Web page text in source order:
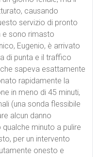
causando
servizio di pronto
e sono rimasto
Eugenio, è arrivato
di punta e il traffico
sapeva esattamente
rapidamente la
in meno di 45 minuti,
(una sonda flessibile
alcun danno
minuto a pulire
per un intervento
onesto e